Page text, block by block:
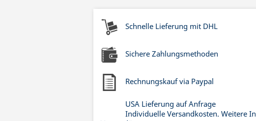
Schnelle Lieferung mit DHL
Sichere Zahlungsmethoden
Rechnungskauf via Paypal
USA Lieferung auf Anfrage
Individuelle Versandkosten. Weitere